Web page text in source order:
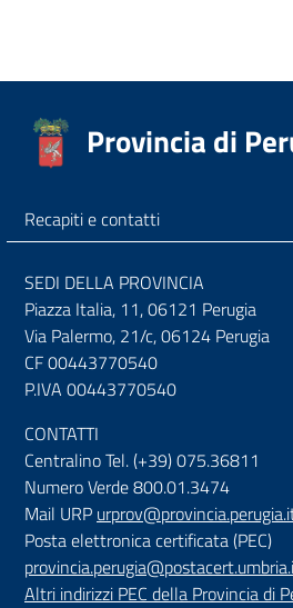
Provincia di
Recapiti e contatti
SEDI DELLA PROVINCIA
Piazza Italia, 11, 06121 Perugia
Via Palermo, 21/c, 06124 Perugia
CF 00443770540
P.IVA 00443770540
CONTATTI
Centralino Tel. (+39) 075.36811
Numero Verde 800.01.3474
Mail URP
Posta elettronica certificata (PEC)
Altri indirizzi PEC della Provincia di